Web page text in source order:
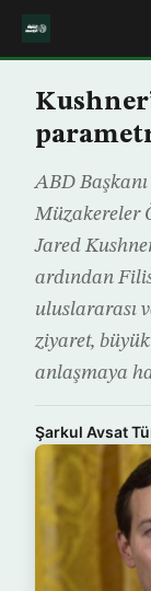
ABD
Müzakereler
Jared
ardından
uluslararası
ziyaret,
anlaşmaya
Şarkul Avsat